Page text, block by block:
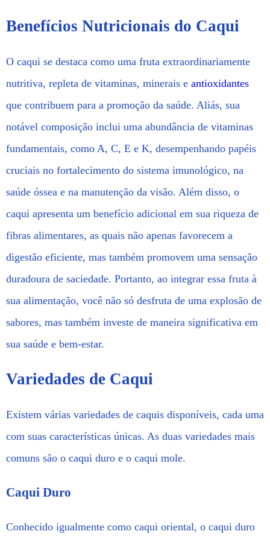
Benefícios Nutricionais do Caqui
O caqui se destaca como uma fruta extraordinariamente
nutritiva, repleta de vitaminas, minerais e antioxidantes
que contribuem para a promoção da saúde. Aliás, sua
notável composição inclui uma abundância de vitaminas
fundamentais, como A, C, E e K, desempenhando papéis
cruciais no fortalecimento do sistema imunológico, na
saúde óssea e na manutenção da visão. Além disso, o
caqui apresenta um benefício adicional em sua riqueza de
fibras alimentares, as quais não apenas favorecem a
digestão eficiente, mas também promovem uma sensação
duradoura de saciedade. Portanto, ao integrar essa fruta à
sua alimentação, você não só desfruta de uma explosão de
sabores, mas também investe de maneira significativa em
sua saúde e bem-estar.
Variedades de Caqui
Existem várias variedades de caquis disponíveis, cada uma
com suas características únicas. As duas variedades mais
comuns são o caqui duro e o caqui mole.
Caqui Duro
Conhecido igualmente como caqui oriental, o caqui duro